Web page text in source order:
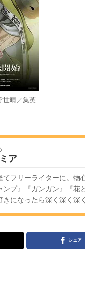
世晴／集英
ア
てフリーライターに。物
ンプ』『ガンガン』『花
きになったら深く深く深
シェア